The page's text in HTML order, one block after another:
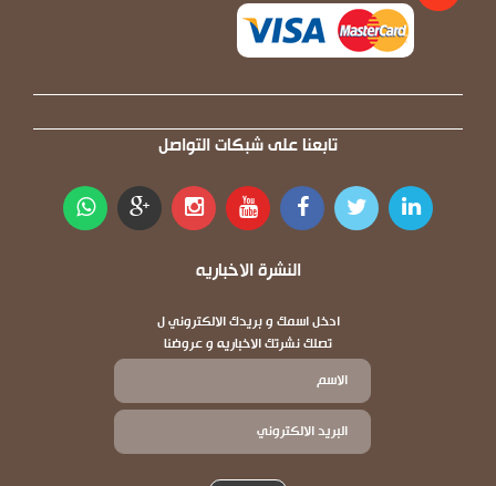
تابعنا على شبكات التواصل
النشرة الاخباريه
ادخل اسمك و بريدك الالكتروني ل
تصلك نشرتك الاخباريه و عروضنا